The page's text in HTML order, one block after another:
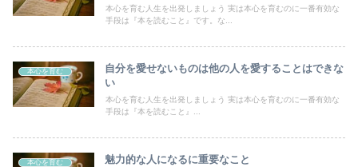
本心を育む人生を出発しましょう 実は本心を育むのに一番有効な
手段は『本を読むこと』です。な...
本心を育む
自分を愛せないものは他の人を愛することはできな
い
本心を育む人生を出発しましょう 実は本心を育むのに一番有効な
手段は『本を読むこと』...
本心を育む 魅力的な人になるに重要なこと